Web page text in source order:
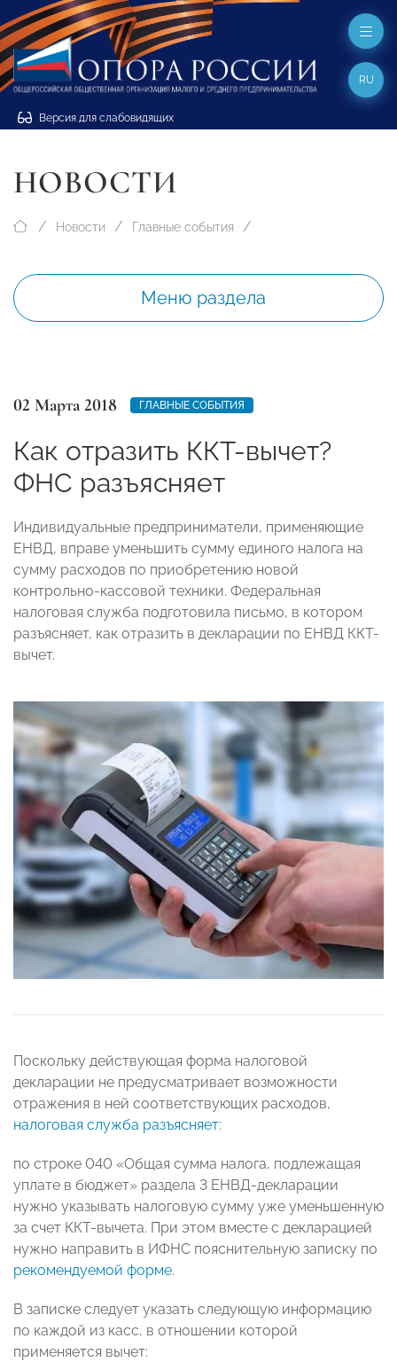
Версия для слабовидящих
RU
НОВОСТИ
Новости Главные события
Меню раздела
02 Марта 2018 ГЛАВНЫЕ СОБЫТИЯ
Как отразить ККТ-вычет?
ФНС разъясняет
Индивидуальные предприниматели, применяющие
ЕНВД, вправе уменьшить сумму единого налога на
сумму расходов по приобретению новой
контрольно-кассовой техники. Федеральная
налоговая служба подготовила письмо, в котором
разъясняет, как отразить в декларации по ЕНВД ККТ-
вычет.
Поскольку действующая форма налоговой
декларации не предусматривает возможности
отражения в ней соответствующих расходов,
налоговая служба разъясняет:
по строке 040 «Общая сумма налога, подлежащая
уплате в бюджет» раздела 3 ЕНВД-декларации
нужно указывать налоговую сумму уже уменьшенную
за счет ККТ-вычета. При этом вместе с декларацией
нужно направить в ИФНС пояснительную записку по
рекомендуемой форме.
В записке следует указать следующую информацию
по каждой из касс, в отношении которой
применяется вычет: